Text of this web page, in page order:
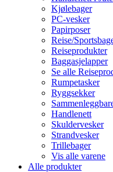
Kjølebager
PC-vesker
Papirposer
Reise/
Reiseprodukter
Baggasjelapper
Se alle
Rumpetasker
Ryggsekker
Handlenett
Skuldervesker
Strandvesker
Trillebager
Vis alle varene
Alle produkter